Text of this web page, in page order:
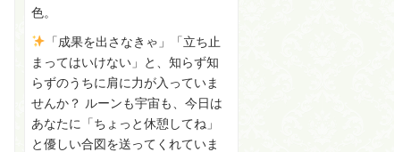
色。
「成果を出さなきゃ」「立ち止
まってはいけない」と、知らず知
らずのうちに肩に力が入っていま
せんか？ ルーンも宇宙も、今日は
あなたに「ちょっと休憩してね」
と優しい合図を送ってくれていま